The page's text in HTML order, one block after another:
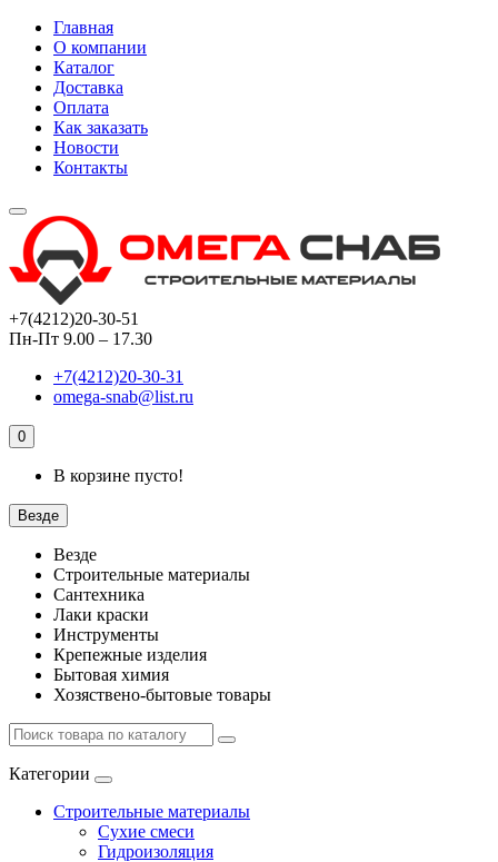
Главная
О компании
Каталог
Доставка
Оплата
Как заказать
Новости
Контакты
+7(4212)20-30-51
Пн-Пт 9.00 – 17.30
+7(4212)20-30-31
omega-snab@list.ru
0
В корзине пусто!
Везде
Везде
Строительные материалы
Сантехника
Лаки краски
Инструменты
Крепежные изделия
Бытовая химия
Хозяствено-бытовые товары
Категории
Строительные материалы
Сухие смеси
Гидроизоляция